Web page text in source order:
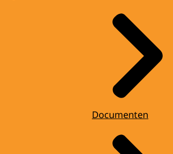
Documenten